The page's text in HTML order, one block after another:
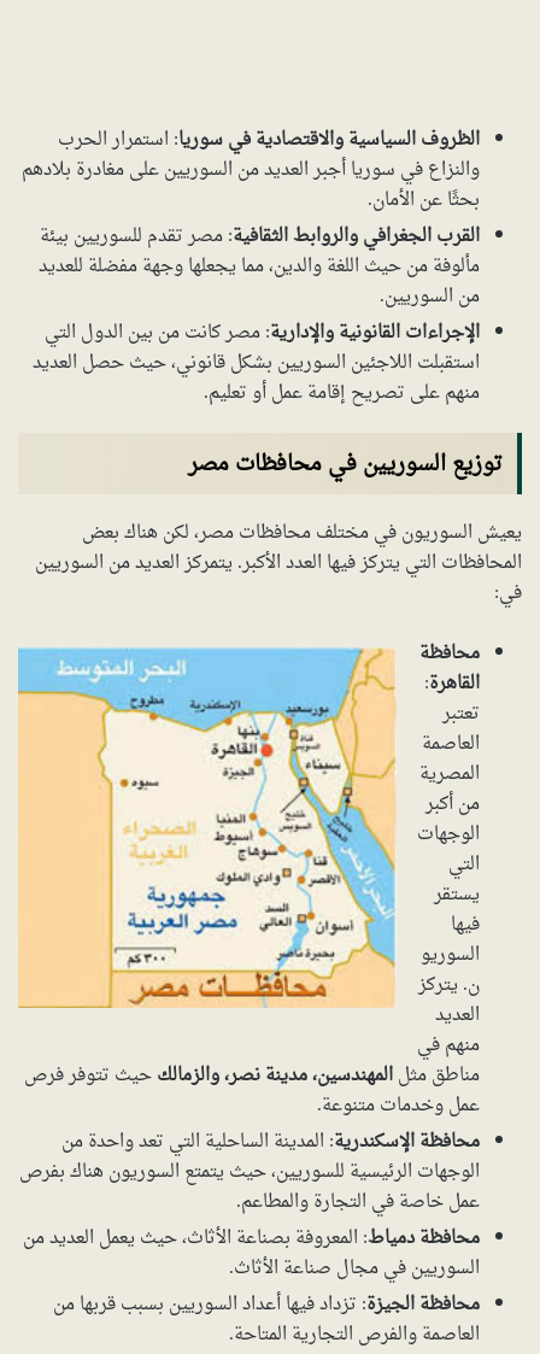
الظروف السياسية والاقتصادية في سوريا: استمرار الحرب
والنزاع في سوريا أجبر العديد من السوريين على مغادرة بلادهم
بحثًا عن الأمان.
القرب الجغرافي والروابط الثقافية: مصر تقدم للسوريين بيئة
مألوفة من حيث اللغة والدين، مما يجعلها وجهة مفضلة للعديد
من السوريين.
الإجراءات القانونية والإدارية: مصر كانت من بين الدول التي
استقبلت اللاجئين السوريين بشكل قانوني، حيث حصل العديد
منهم على تصريح إقامة عمل أو تعليم.
توزيع السوريين في محافظات مصر
يعيش السوريون في مختلف محافظات مصر، لكن هناك بعض
المحافظات التي يتركز فيها العدد الأكبر. يتمركز العديد من السوريين
في:
محافظة
القاهرة:
تعتبر
العاصمة
المصرية
من أكبر
الوجهات
التي
يستقر
فيها
السوريو
ن. يتركز
العديد
منهم في
مناطق مثلالمهندسين، مدينة نصر، والزمالكحيث تتوفر فرص
عمل وخدمات متنوعة.
محافظة الإسكندرية: المدينة الساحلية التي تعد واحدة من
الوجهات الرئيسية للسوريين، حيث يتمتع السوريون هناك بفرص
عمل خاصة في التجارة والمطاعم.
محافظة دمياط: المعروفة بصناعة الأثاث، حيث يعمل العديد من
السوريين في مجال صناعة الأثاث.
محافظة الجيزة: تزداد فيها أعداد السوريين بسبب قربها من
العاصمة والفرص التجارية المتاحة.